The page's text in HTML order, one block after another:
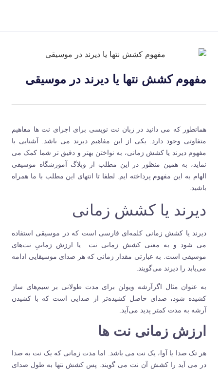
مفهوم کشش نتها یا دیرند در موسیقی
همانطور که می دانید در زبان نت نویسی برای اجرای نت ها مفاهیم
متفاوتی وجود دارد. یکی از این مفاهیم دیرند می باشد. آشنایی با
مفهوم دیرند یا کشش زمانی، به نواختن بهتر و دقیق تر شما کمک می
نماید، به همین منظور در این مطلب از وبلاگ آموزشگاه موسیقی
الهام به این مفهوم پرداخته ایم. لطفا تا انتهای این مطلب با ما همراه
باشید.
دیرند یا کشش زمانی
دیرند یا کشش زمانی کلمه‌ای فارسی است که در موسیقی استفاده
می شود و به معنی کشش زمانی نت یا ارزش زمانیِ نت‌های
موسیقی است. به عبارتی مقدار زمانی که هر صدای موسیقایی ادامه
می‌یابد را دیرند می‌گویند.
به عنوان مثال اگرآرشه ویولن برای مدت طولانی بر سیم‌های ساز
کشیده شود، صدای حاصل کشیده‌تر از صدایی است که با کشیدن
آرشه به مدت کمتر پدید می‌آید.
ارزش زمانی نت ها
هر تک صدا یا آوا، یک نت می باشد. اما مدت زمانی که یک نت به صدا
در می آید را کشش آن نت می گویند. پس کشش نتها به طول صدای